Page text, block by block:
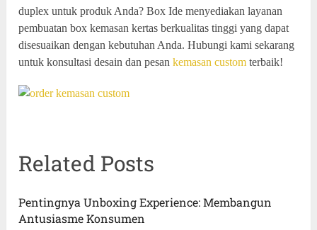
duplex untuk produk Anda? Box Ide menyediakan layanan
pembuatan box kemasan kertas berkualitas tinggi yang dapat
disesuaikan dengan kebutuhan Anda. Hubungi kami sekarang
untuk konsultasi desain dan pesankemasan custom terbaik!
Related Posts
Pentingnya Unboxing Experience: Membangun
Antusiasme Konsumen